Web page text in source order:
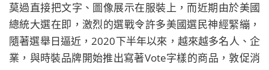
莫過直接把文字、圖像展示在服裝上，而近期由於美國
總統大選在即，激烈的選戰令許多美國選民神經緊繃，
隨著選舉日逼近，2020下半年以來，越來越多名人、企
業，與時裝品牌開始推出寫著Vote字樣的商品，敦促消